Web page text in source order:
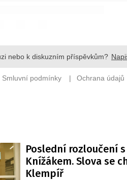
Poslední rozloučení
Knížákem. Slova se
Klempíř